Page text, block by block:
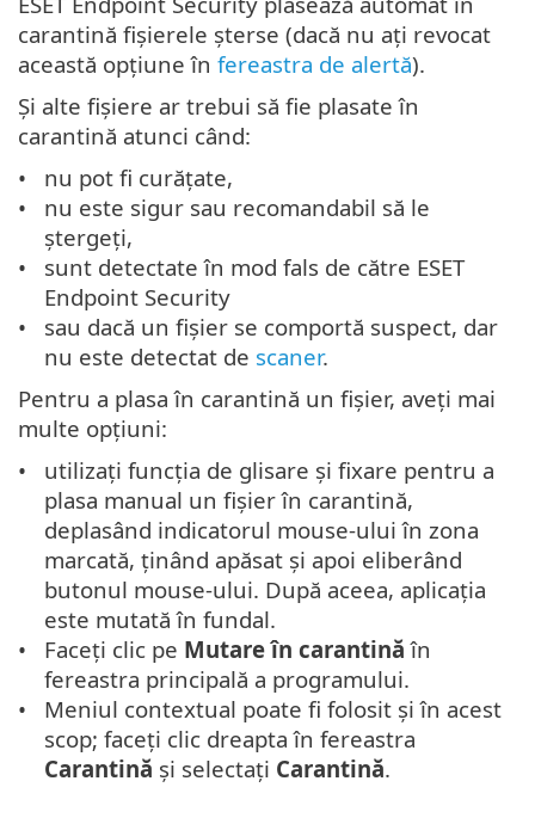
carantină fișierele șterse (dacă nu ați revocat
această opțiune în fereastra de alertă).
Și alte fișiere ar trebui să fie plasate în
carantină atunci când:
nu pot fi curățate,
nu este sigur sau recomandabil să le
ștergeți,
sunt detectate în mod fals de către ESET
Endpoint Security
sau dacă un fișier se comportă suspect, dar
nu este detectat de scaner.
Pentru a plasa în carantină un fișier, aveți mai
multe opțiuni:
utilizați funcția de glisare și fixare pentru a
plasa manual un fișier în carantină,
deplasând indicatorul mouse-ului în zona
marcată, ținând apăsat și apoi eliberând
butonul mouse-ului. După aceea, aplicația
este mutată în fundal.
Faceți clic pe Mutare în carantină în
fereastra principală a programului.
Meniul contextual poate fi folosit și în acest
scop; faceți clic dreapta în fereastra
Carantină și selectați Carantină.